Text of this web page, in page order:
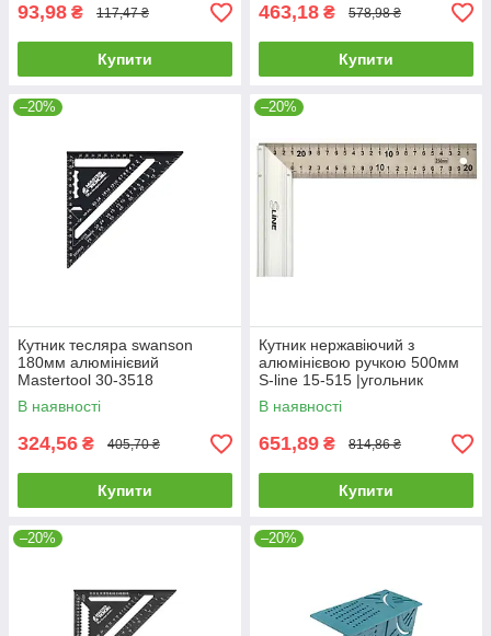
93,98 ₴ 117,47 ₴
Купити
463,18 ₴ 578,98 ₴
Купити
–20%
Кутник тесляра swanson
180мм алюмінієвий
Mastertool 30-3518
В наявності
324,56 ₴ 405,70 ₴
Купити
–20%
Кутник нержавіючий з
алюмінієвою ручкою 500мм
S-line 15-515 |угольник
Кутник будівельний Угольник
нержавеющий с
В наявності
651,89 ₴ 814,86 ₴
Купити
–20% –20%